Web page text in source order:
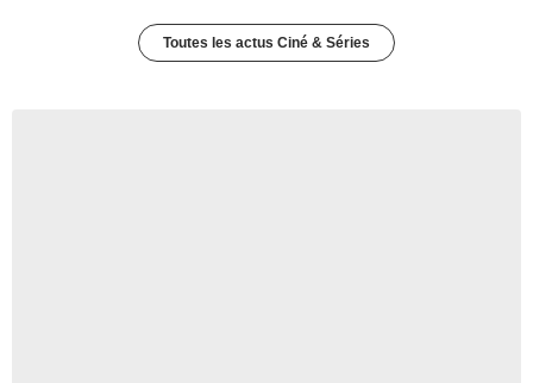
Toutes les actus Ciné & Séries